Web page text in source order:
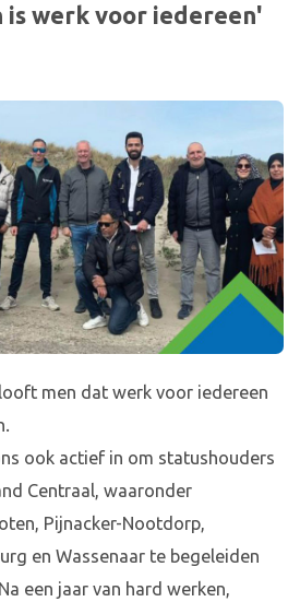
is werk voor iedereen'
men dat werk voor iedereen
ook actief in om statushouders
Centraal, waaronder
Pijnacker-Nootdorp,
en Wassenaar te begeleiden
een jaar van hard werken,